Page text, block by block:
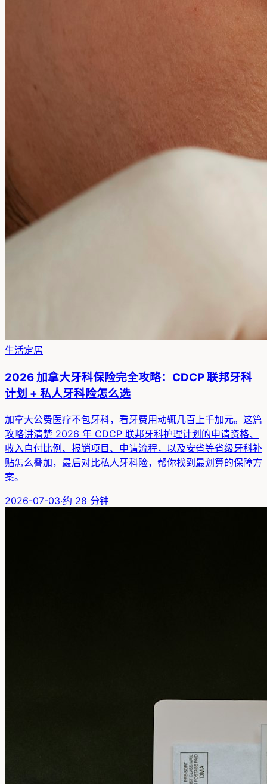
生活定居
2026 加拿大牙科保险完全攻略：CDCP 联邦牙科
计划 + 私人牙科险怎么选
加拿大公费医疗不包牙科，看牙费用动辄几百上千加元。这篇
攻略讲清楚 2026 年 CDCP 联邦牙科护理计划的申请资格、
收入自付比例、报销项目、申请流程，以及安省等省级牙科补
贴怎么叠加，最后对比私人牙科险，帮你找到最划算的保障方
案。
2026-07-03·约 28 分钟